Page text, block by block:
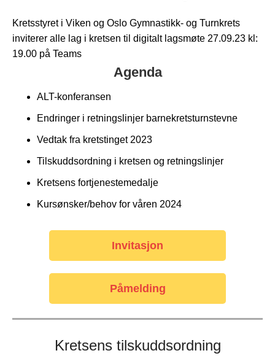
Kretsstyret i Viken og Oslo Gymnastikk- og Turnkrets
inviterer alle lag i kretsen til digitalt lagsmøte 27.09.23 kl:
19.00 på Teams
Agenda
ALT-konferansen
Endringer i retningslinjer barnekretsturnstevne
Vedtak fra kretstinget 2023
Tilskuddsordning i kretsen og retningslinjer
Kretsens fortjenestemedalje
Kursønsker/behov for våren 2024
Invitasjon
Påmelding
Kretsens tilskuddsordning